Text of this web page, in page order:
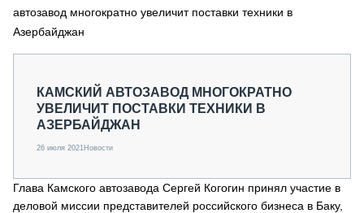
СПЕЦПРОЕКТЫ
МЕРОПРИЯТИЯ
СТАТЬИ ПО КАТЕГОРИЯМ ТЕХНИКИ
автозавод многократно увеличит поставки техники в
Азербайджан
КАМСКИЙ АВТОЗАВОД МНОГОКРАТНО
УВЕЛИЧИТ ПОСТАВКИ ТЕХНИКИ В
АЗЕРБАЙДЖАН
26 июля 2021Новости
Глава Камского автозавода Сергей Когогин принял участие в
деловой миссии представителей российского бизнеса в Баку,